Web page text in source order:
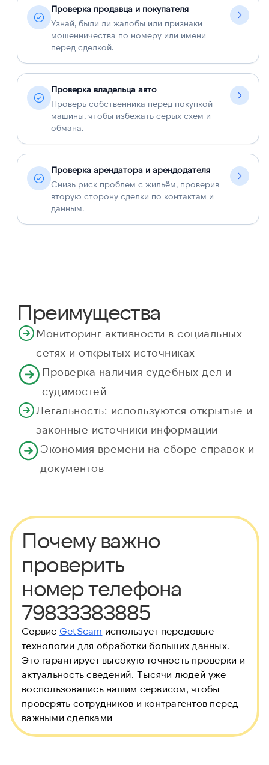
Проверка продавца и покупателя
Узнай, были ли жалобы или признаки
мошенничества по номеру или имени
перед сделкой.
Проверка владельца авто
Проверь собственника перед покупкой
машины, чтобы избежать серых схем и
обмана.
Проверка арендатора и арендодателя
Снизь риск проблем с жильём, проверив
вторую сторону сделки по контактам и
данным.
Преимущества
Мониторинг активности в социальных
сетях и открытых источниках
Проверка наличия судебных дел и
судимостей
Легальность: используются открытые и
законные источники информации
Экономия времени на сборе справок и
документов
Почему важно
проверить
номер телефона
79833383885
Сервис GetScam использует передовые
технологии для обработки больших данных.
Это гарантирует высокую точность проверки и
актуальность сведений. Тысячи людей уже
воспользовались нашим сервисом, чтобы
проверять сотрудников и контрагентов перед
важными сделками